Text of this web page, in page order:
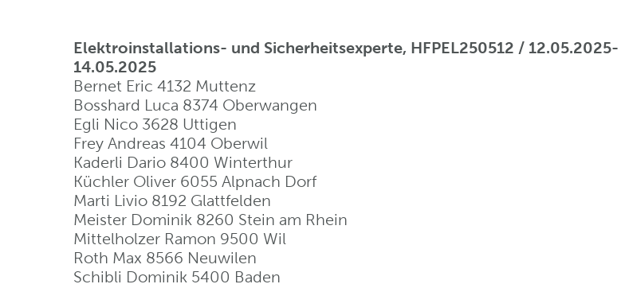
Elektroinstallations- und Sicherheitsexperte, HFPEL250512 / 12.05.2025-
14.05.2025
Bernet Eric 4132 Muttenz
Bosshard Luca 8374 Oberwangen
Egli Nico 3628 Uttigen
Frey Andreas 4104 Oberwil
Kaderli Dario 8400 Winterthur
Küchler Oliver 6055 Alpnach Dorf
Marti Livio 8192 Glattfelden
Meister Dominik 8260 Stein am Rhein
Mittelholzer Ramon 9500 Wil
Roth Max 8566 Neuwilen
Schibli Dominik 5400 Baden